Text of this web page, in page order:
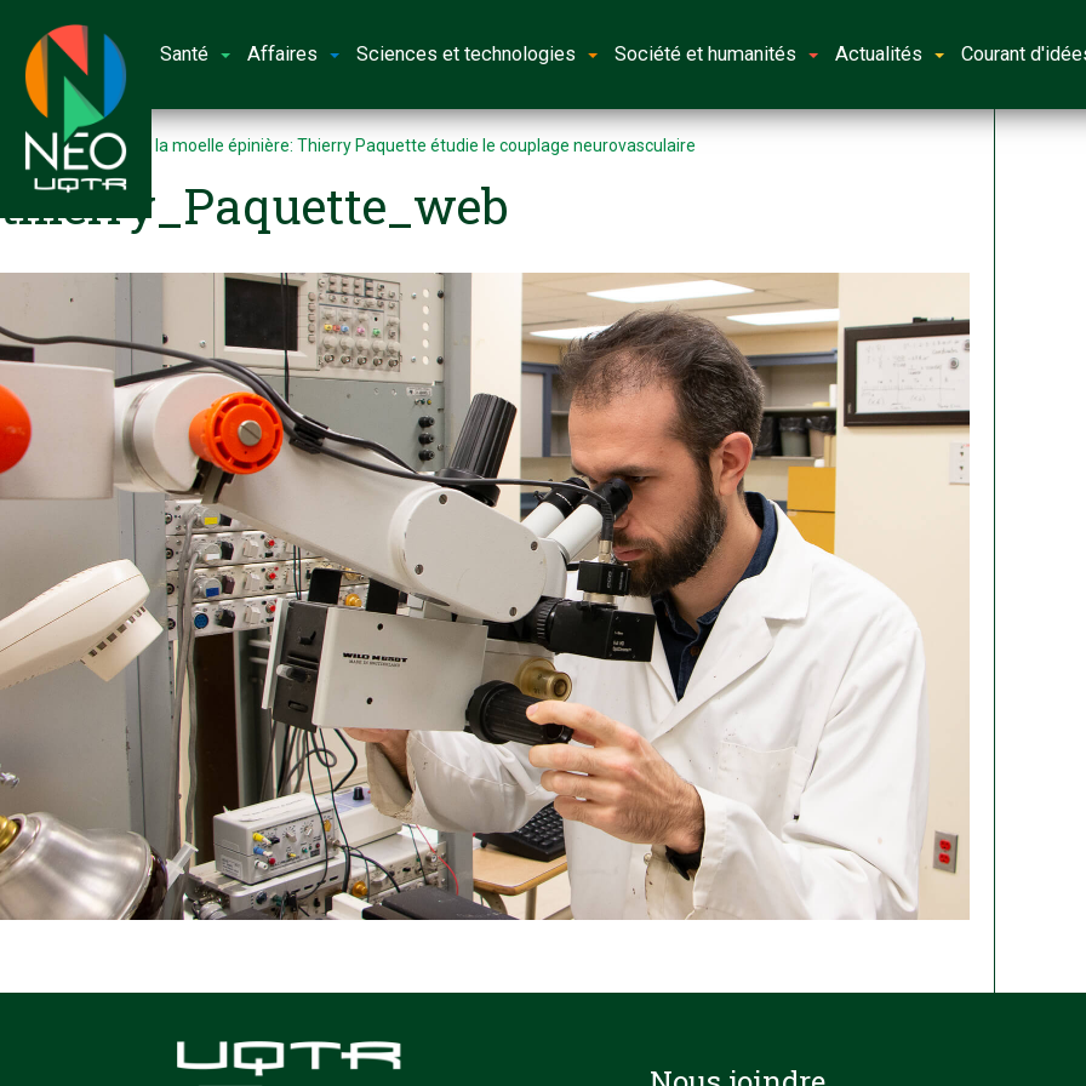
Santé Affaires Sciences et technologies Société et humanités Actualités Courant
Accueil Lésion de la moelle épinière: Thierry Paquette étudie le couplage neurovasculaire
thierry_Paquette_web